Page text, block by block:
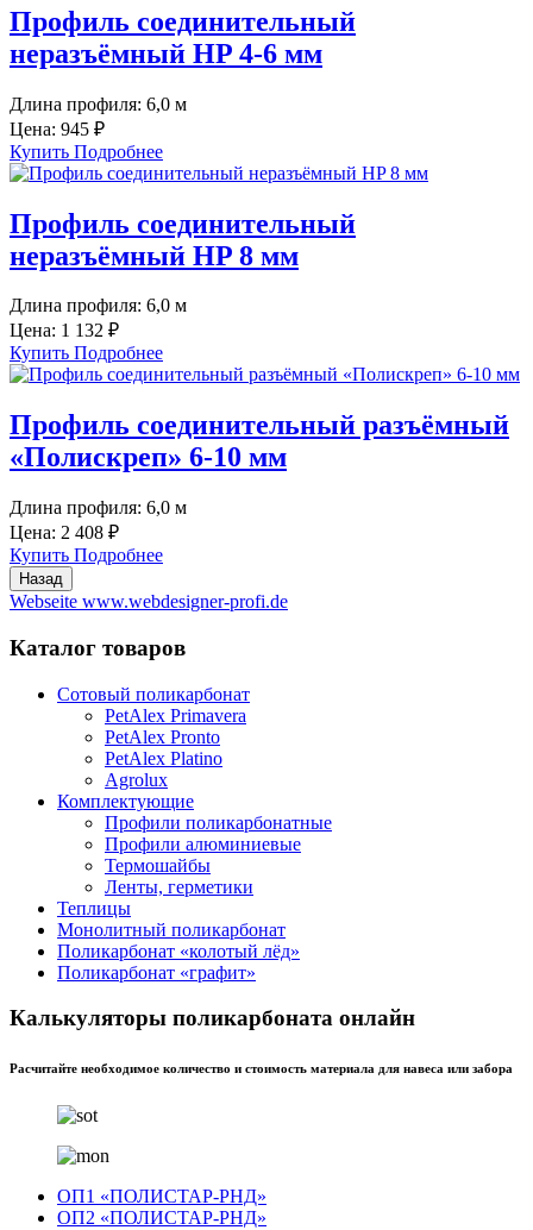
Профиль соединительный
неразъёмный HP 4-6 мм
Длина профиля: 6,0 м
Цена: 945 ₽
Купить Подробнее
Профиль соединительный
неразъёмный HP 8 мм
Длина профиля: 6,0 м
Цена: 1 132 ₽
Купить Подробнее
Профиль соединительный разъёмный
«Полискреп» 6-10 мм
Длина профиля: 6,0 м
Цена: 2 408 ₽
Купить Подробнее
Webseite www.webdesigner-profi.de
Каталог товаров
Сотовый поликарбонат
PetAlex Primavera
PetAlex Pronto
PetAlex Platino
Agrolux
Комплектующие
Профили поликарбонатные
Профили алюминиевые
Термошайбы
Ленты, герметики
Теплицы
Монолитный поликарбонат
Поликарбонат «колотый лёд»
Поликарбонат «графит»
Калькуляторы поликарбоната онлайн
Расчитайте необходимое количество и стоимость материала для навеса или забора
ОП1 «ПОЛИСТАР-РНД»
ОП2 «ПОЛИСТАР-РНД»